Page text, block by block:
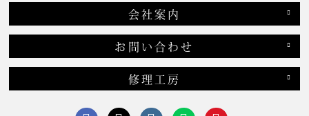
会社案内
お問い合わせ
修理工房